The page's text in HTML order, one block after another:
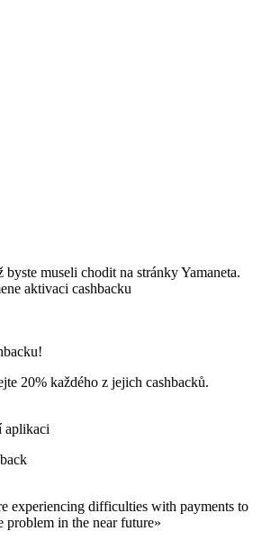
museli chodit na stránky Yamaneta.
aktivaci cashbacku
20% každého z jejich cashbacků.
aplikaci
experiencing difficulties with payments to
in the near future»